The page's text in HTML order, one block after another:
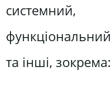
та інші, зокрема: